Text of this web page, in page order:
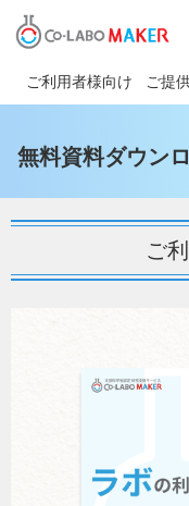
ご利用者様向け ご提
無料資料ダウン
ご